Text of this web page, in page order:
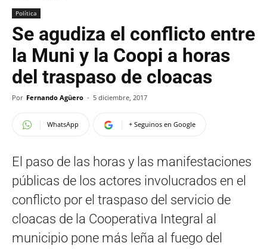
Política
Se agudiza el conflicto entre
la Muni y la Coopi a horas
del traspaso de cloacas
Por Fernando Agüero - 5 diciembre, 2017
WhatsApp + Seguinos en Google
El paso de las horas y las manifestaciones
públicas de los actores involucrados en el
conflicto por el traspaso del servicio de
cloacas de la Cooperativa Integral al
municipio pone más leña al fuego del